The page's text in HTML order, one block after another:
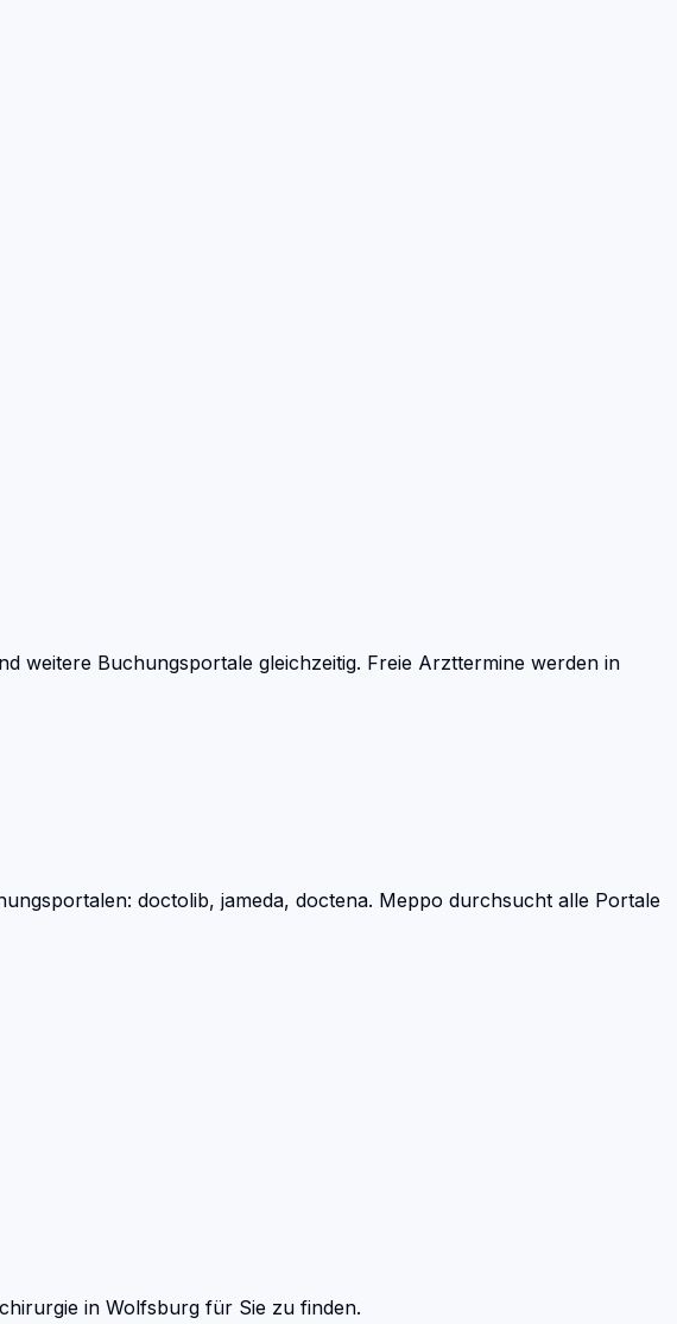
weitere Buchungsportale gleichzeitig. Freie Arzttermine werden in
doctolib, jameda, doctena. Meppo durchsucht alle Portale
in Wolfsburg für Sie zu finden.